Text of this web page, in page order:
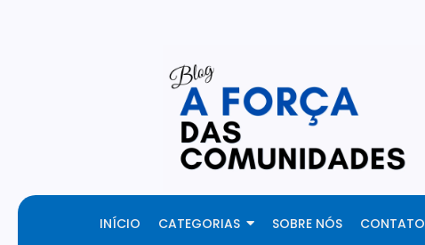
Your Daily Source of Fresh Articles
INÍCIO CATEGORIAS SOBRE NÓS CONTATO